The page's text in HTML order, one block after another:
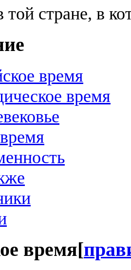
стране, в
время
время
время[